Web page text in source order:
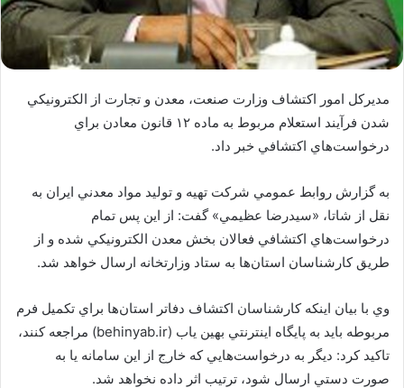
مديركل امور اكتشاف وزارت صنعت، معدن و تجارت از الكترونيكي
شدن فرآيند استعلام مربوط به ماده ۱۲ قانون معادن براي
درخواست‌هاي اكتشافي خبر داد.
به گزارش روابط عمومي شرکت تهيه و توليد مواد معدني ايران به
نقل از شاتا، «سيدرضا عظيمي» گفت: از اين پس تمام
درخواست‌هاي اكتشافي فعالان بخش معدن الكترونيكي شده و از
طريق كارشناسان استان‌ها به ستاد وزارتخانه ارسال خواهد شد.
وي با بيان اينكه كارشناسان اكتشاف دفاتر استان‌ها براي تكميل فرم
مربوطه بايد به پايگاه اينترنتي بهين ياب (behinyab.ir) مراجعه كنند،‌
تاكيد كرد: ديگر به درخواست‌هايي كه خارج از اين سامانه يا به
صورت دستي ارسال شود، ترتيب اثر داده نخواهد شد.